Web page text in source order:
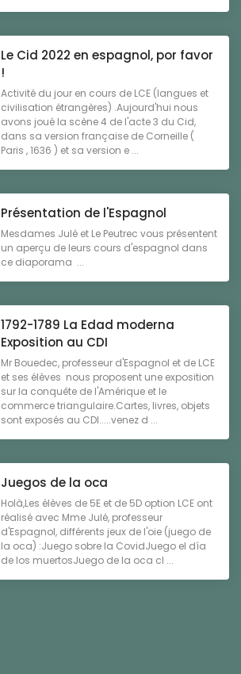
Le Cid 2022 en espagnol, por favor
!
Activité du jour en cours de LCE (langues et
civilisation étrangères) .Aujourd'hui nous
avons joué la scène 4 de l'acte 3 du Cid,
dans sa version française de Corneille (
Paris , 1636 ) et sa version e ...
Présentation de l'Espagnol
Mesdames Julé et Le Peutrec vous présentent
un aperçu de leurs cours d'espagnol dans
ce diaporama ...
1792-1789 La Edad moderna
Exposition au CDI
Mr Bouedec, professeur d'Espagnol et de LCE
et ses élèves nous proposent une exposition
sur la conquête de l'Amérique et le
commerce triangulaire.Cartes, livres, objets
sont exposés au CDI.....venez d ...
Juegos de la oca
Holà,Les élèves de 5E et de 5D option LCE ont
réalisé avec Mme Julé, professeur
d'Espagnol, différents jeux de l'oie (juego de
la oca) :Juego sobre la CovidJuego el día
de los muertosJuego de la oca cl ...